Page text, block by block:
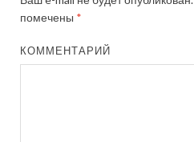
помечены *
КОММЕНТАРИЙ